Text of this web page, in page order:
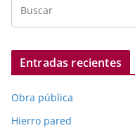
Entradas recientes
Obra pública
Hierro pared